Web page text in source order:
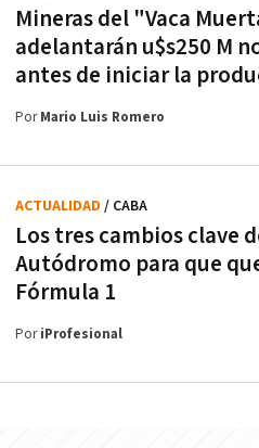
Mineras del "Vaca
adelantarán u$s250 M
antes de iniciar la
PorMario Luis Romero
Los tres cambios clave
Autódromo para que
Fórmula 1
ACTUALIDAD / CABA
PoriProfesional